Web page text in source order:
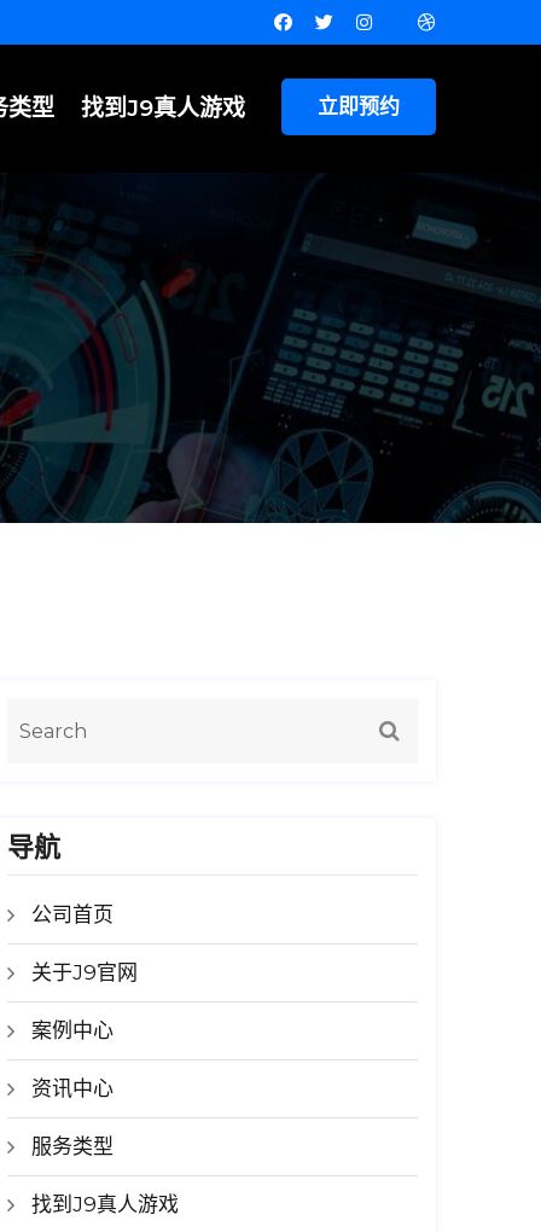
类型 找到J9真人游戏 立即预约
导航
公司首页
关于J9官网
案例中心
资讯中心
服务类型
找到J9真人游戏